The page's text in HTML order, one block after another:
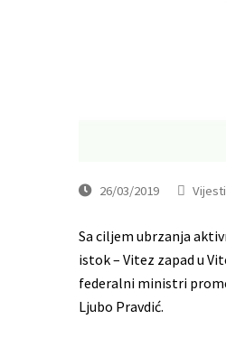
26/03/2019 Vijesti
Sa ciljem ubrzanja
istok – Vitez zapad u
federalni ministri
Ljubo Pravdić.